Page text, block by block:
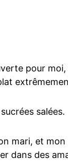
pour moi,
salées.
mari, et
dans des